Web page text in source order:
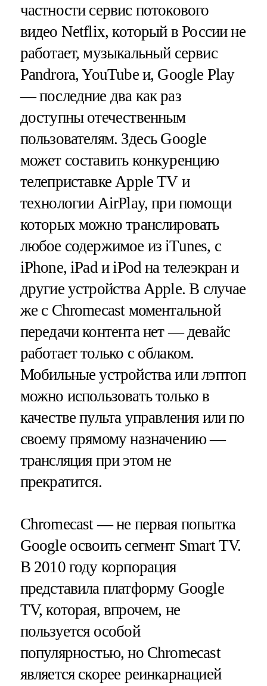
частности сервис потокового
видео Netflix, который в России не
работает, музыкальный сервис
Pandrora, YouTube и, Google Play
— последние два как раз
доступны отечественным
пользователям. Здесь Google
может составить конкуренцию
телеприставке Apple TV и
технологии AirPlay, при помощи
которых можно транслировать
любое содержимое из iTunes, с
iPhone, iPad и iPod на телеэкран и
другие устройства Apple. В случае
же с Chromecast моментальной
передачи контента нет — девайс
работает только с облаком.
Мобильные устройства или лэптоп
можно использовать только в
качестве пульта управления или по
своему прямому назначению —
трансляция при этом не
прекратится.
Chromecast — не первая попытка
Google освоить сегмент Smart TV.
В 2010 году корпорация
представила платформу Google
TV, которая, впрочем, не
пользуется особой
популярностью, но Chromecast
является скорее реинкарнацией